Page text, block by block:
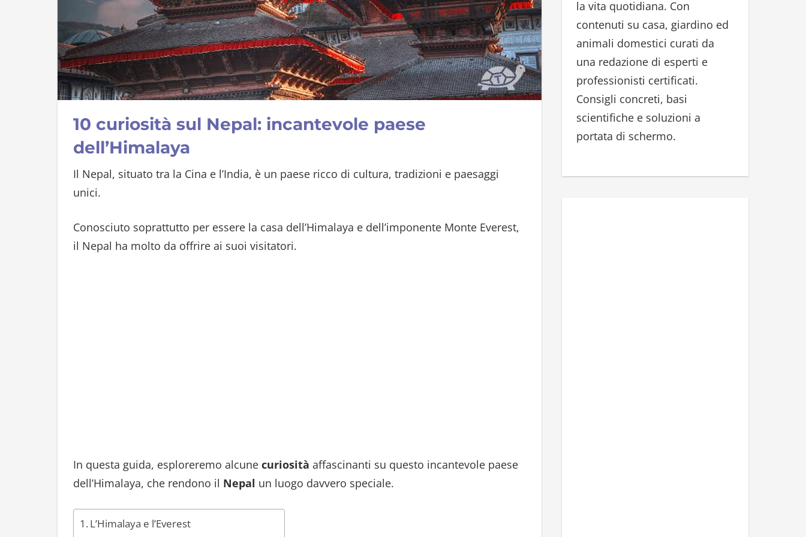
10 curiosità sul Nepal: incantevole paese
dell’Himalaya
Il Nepal, situato tra la Cina e l’India, è un paese ricco di cultura, tradizioni e paesaggi
unici.
Conosciuto soprattutto per essere la casa dell’Himalaya e dell’imponente Monte Everest,
il Nepal ha molto da offrire ai suoi visitatori.
In questa guida, esploreremo alcune curiosità affascinanti su questo incantevole paese
dell’Himalaya, che rendono il Nepal un luogo davvero speciale.
L’Himalaya e l’Everest
r
:
la vita quotidiana. Con
contenuti su casa, giardino ed
animali domestici curati da
una redazione di esperti e
professionisti certificati.
Consigli concreti, basi
scientifiche e soluzioni a
portata di schermo.